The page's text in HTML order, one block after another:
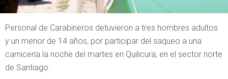
Personal de Carabineros detuvieron a tres hombres adultos
y un menor de 14 años, por participar del saqueo a una
carnicería la noche del martes en Quilicura, en el sector norte
de Santiago.